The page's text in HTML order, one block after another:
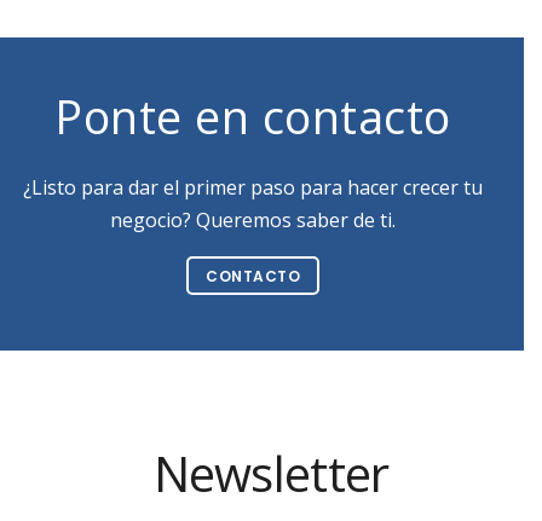
Ponte en contacto
¿Listo para dar el primer paso para hacer crecer tu
negocio? Queremos saber de ti.
CONTACTO
Newsletter